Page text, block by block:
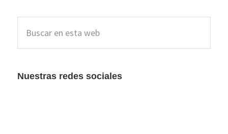
Barra
lateral
esta
Nuestras redes sociales